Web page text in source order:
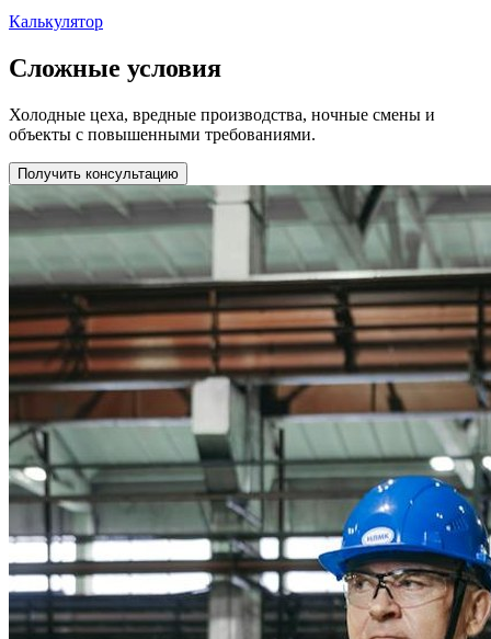
Калькулятор
Сложные условия
Холодные цеха, вредные производства, ночные смены и
объекты с повышенными требованиями.
Получить консультацию